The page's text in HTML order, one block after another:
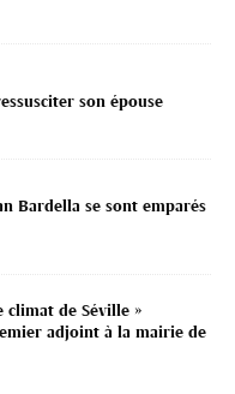
son épouse
Bardella se sont emparés
climat de Séville »
adjoint à la mairie de